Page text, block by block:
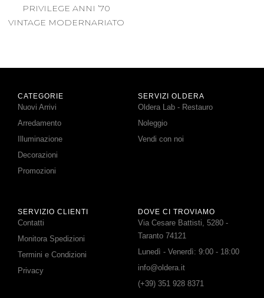
PRIVILEGE ANNI ’70
VINTAGE MODERNARIATO
CATEGORIE
Nuovi Arrivi
Arredamento
Illuminazione
Decorazioni
Promozioni
SERVIZI OLDERA
Oldera Lab - Restauro
Noleggio
Vendi con noi
SERVIZIO CLIENTI
Contatti
Monitora Spedizioni
Termini e Condizioni
Privacy
DOVE CI TROVIAMO
Via Cesare Battisti, 5280 -
Taranto 74121
Lunedì - Venerdì: 9:00 - 18:00
info@oldera.it
(+39) 351 928 8371